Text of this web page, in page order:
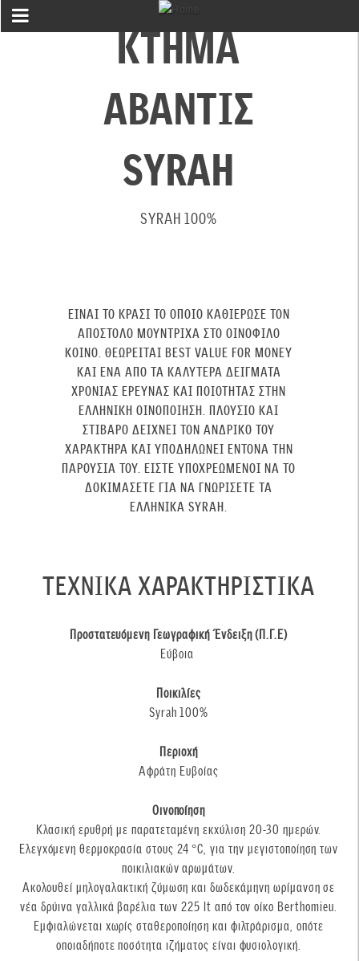
ΚΤΗΜΑ
ΑΒΑΝΤΙΣ
SYRAH
SYRAH 100%
ΕΊΝΑΙ ΤΟ ΚΡΑΣΊ ΤΟ ΟΠΟΊΟ ΚΑΘΙΈΡΩΣΕ ΤΟΝ
ΑΠΌΣΤΟΛΟ ΜΟΎΝΤΡΙΧΑ ΣΤΟ ΟΙΝΌΦΙΛΟ
ΚΟΙΝΌ. ΘΕΩΡΕΊΤΑΙ BEST VALUE FOR MONEY
ΚΑΙ ΈΝΑ ΑΠΌ ΤΑ ΚΑΛΎΤΕΡΑ ΔΕΊΓΜΑΤΑ
ΧΡΌΝΙΑΣ ΈΡΕΥΝΑΣ ΚΑΙ ΠΟΙΌΤΗΤΑΣ ΣΤΗΝ
ΕΛΛΗΝΙΚΉ ΟΙΝΟΠΟΊΗΣΗ. ΠΛΟΎΣΙΟ ΚΑΙ
ΣΤΙΒΑΡΌ ΔΕΊΧΝΕΙ ΤΟΝ ΑΝΔΡΙΚΌ ΤΟΥ
ΧΑΡΑΚΤΉΡΑ ΚΑΙ ΥΠΟΔΗΛΏΝΕΙ ΈΝΤΟΝΑ ΤΗΝ
ΠΑΡΟΥΣΊΑ ΤΟΥ. ΕΊΣΤΕ ΥΠΟΧΡΕΩΜΈΝΟΙ ΝΑ ΤΟ
ΔΟΚΙΜΆΣΕΤΕ ΓΙΑ ΝΑ ΓΝΩΡΊΣΕΤΕ ΤΑ
ΕΛΛΗΝΙΚΆ SYRAH
ΤΕΧΝΙΚΑ ΧΑΡΑΚΤΗΡΙΣΤΙΚΑ
Προστατευόμενη Γεωγραφική Ένδειξη (Π.Γ.Ε)
Εύβοια
Ποικιλίες
Syrah 100%
Περιοχή
Αφράτη Ευβοίας
Οινοποίηση
Κλασική ερυθρή με παρατεταμένη εκχύλιση 20-30 ημερών.
Ελεγχόμενη θερμοκρασία στους 24 °C, για την μεγιστοποίηση των
ποικιλιακών αρωμάτων.
Ακολουθεί μηλογαλακτική ζύμωση και δωδεκάμηνη ωρίμανση σε
νέα δρύινα γαλλικά βαρέλια των 225 lt από τον οίκο Berthomieu.
Εμφιαλώνεται χωρίς σταθεροποίηση και φιλτράρισμα, οπότε
οποιαδήποτε ποσότητα ιζήματος είναι φυσιολογική.